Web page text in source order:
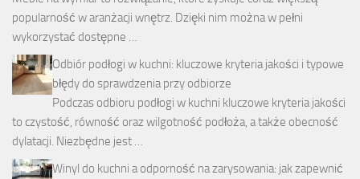
popularność w aranżacji wnętrz. Dzięki nim można w pełni
wykorzystać dostępne …
Odbiór podłogi w kuchni: kluczowe kryteria jakości i typowe
błędy do sprawdzenia przy odbiorze
Podczas odbioru podłogi w kuchni kluczowe kryteria jakości
to czystość, równość oraz wilgotność podłoża, a także obecność
dylatacji. Niezbędne jest …
Winyl do kuchni a odporność na zarysowania: jak zapewnić